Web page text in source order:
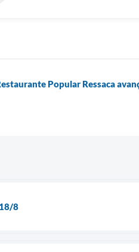
Popular Ressaca
8